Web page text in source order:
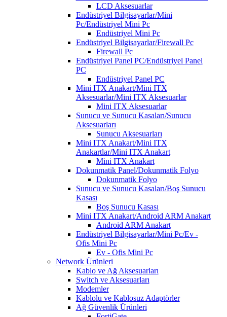
LCD Aksesuarlar
Endüstriyel Bilgisayarlar/Mini
Pc/Endüstriyel Mini Pc
Endüstriyel Mini Pc
Endüstriyel Bilgisayarlar/Firewall Pc
Firewall Pc
Endüstriyel Panel PC/Endüstriyel Panel
PC
Endüstriyel Panel PC
Mini ITX Anakart/Mini ITX
Aksesuarlar/Mini ITX Aksesuarlar
Mini ITX Aksesuarlar
Sunucu ve Sunucu Kasaları/Sunucu
Aksesuarları
Sunucu Aksesuarları
Mini ITX Anakart/Mini ITX
Anakartlar/Mini ITX Anakart
Mini ITX Anakart
Dokunmatik Panel/Dokunmatik Folyo
Dokunmatik Folyo
Sunucu ve Sunucu Kasaları/Boş Sunucu
Kasası
Boş Sunucu Kasası
Mini ITX Anakart/Android ARM Anakart
Android ARM Anakart
Endüstriyel Bilgisayarlar/Mini Pc/Ev -
Ofis Mini Pc
Ev - Ofis Mini Pc
Network Ürünleri
Kablo ve Ağ Aksesuarları
Switch ve Aksesuarları
Modemler
Kablolu ve Kablosuz Adaptörler
Ağ Güvenlik Ürünleri